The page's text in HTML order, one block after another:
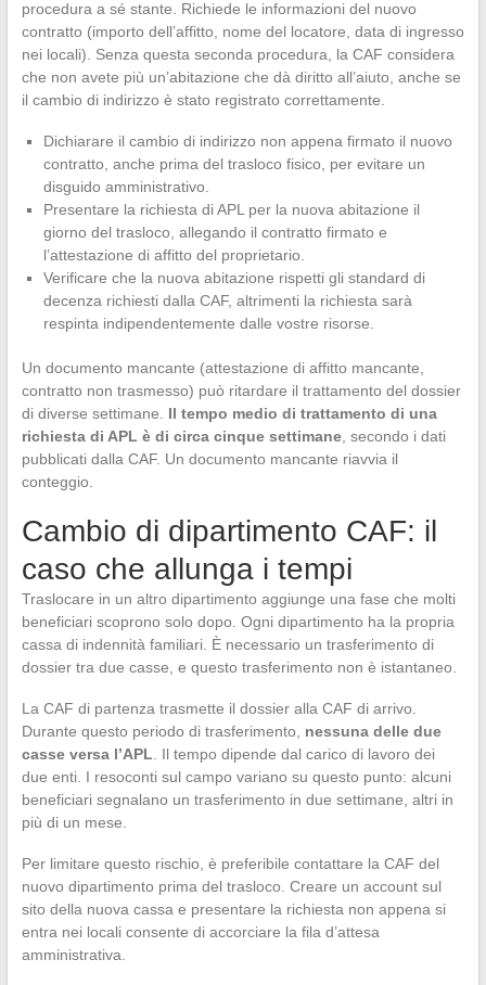
procedura a sé stante. Richiede le informazioni del nuovo
contratto (importo dell’affitto, nome del locatore, data di ingresso
nei locali). Senza questa seconda procedura, la CAF considera
che non avete più un’abitazione che dà diritto all’aiuto, anche se
il cambio di indirizzo è stato registrato correttamente.
Dichiarare il cambio di indirizzo non appena firmato il nuovo
contratto, anche prima del trasloco fisico, per evitare un
disguido amministrativo.
Presentare la richiesta di APL per la nuova abitazione il
giorno del trasloco, allegando il contratto firmato e
l’attestazione di affitto del proprietario.
Verificare che la nuova abitazione rispetti gli standard di
decenza richiesti dalla CAF, altrimenti la richiesta sarà
respinta indipendentemente dalle vostre risorse.
Un documento mancante (attestazione di affitto mancante,
contratto non trasmesso) può ritardare il trattamento del dossier
di diverse settimane. Il tempo medio di trattamento di una
richiesta di APL è di circa cinque settimane, secondo i dati
pubblicati dalla CAF. Un documento mancante riavvia il
conteggio.
Cambio di dipartimento CAF: il
caso che allunga i tempi
Traslocare in un altro dipartimento aggiunge una fase che molti
beneficiari scoprono solo dopo. Ogni dipartimento ha la propria
cassa di indennità familiari. È necessario un trasferimento di
dossier tra due casse, e questo trasferimento non è istantaneo.
La CAF di partenza trasmette il dossier alla CAF di arrivo.
Durante questo periodo di trasferimento, nessuna delle due
casse versa l’APL. Il tempo dipende dal carico di lavoro dei
due enti. I resoconti sul campo variano su questo punto: alcuni
beneficiari segnalano un trasferimento in due settimane, altri in
più di un mese.
Per limitare questo rischio, è preferibile contattare la CAF del
nuovo dipartimento prima del trasloco. Creare un account sul
sito della nuova cassa e presentare la richiesta non appena si
entra nei locali consente di accorciare la fila d’attesa
amministrativa.